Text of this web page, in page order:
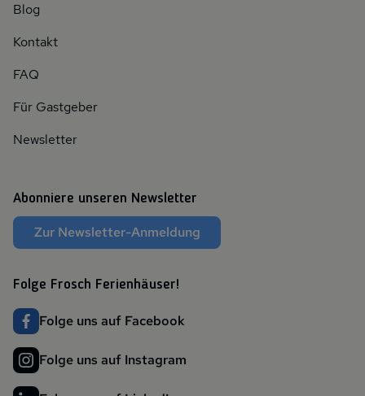
Blog
Kontakt
FAQ
Für Gastgeber
Newsletter
Abonniere unseren Newsletter
Zur Newsletter-Anmeldung
Folge Frosch Ferienhäuser!
Folge uns auf Facebook
Folge uns auf Instagram